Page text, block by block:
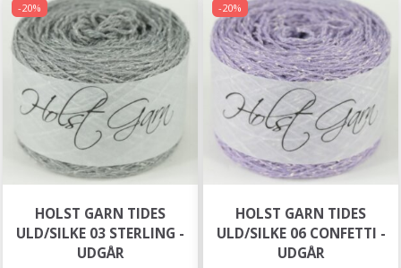
-20%
HOLST GARN TIDES
ULD/SILKE 03 STERLING -
UDGÅR
-20%
HOLST GARN TIDES
ULD/SILKE 06 CONFETTI -
UDGÅR